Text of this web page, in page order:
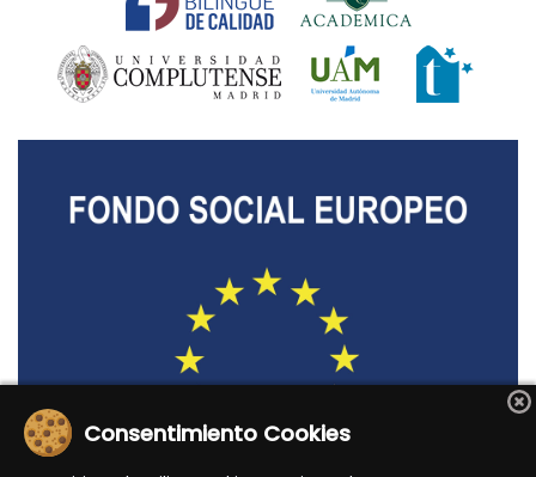
Consentimiento Cookies